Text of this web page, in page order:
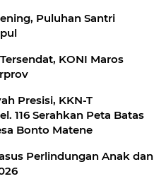
Puluhan Santri
KONI Maros
Presisi, KKN-T
116 Serahkan Peta Batas
Bonto Matene
Perlindungan Anak dan